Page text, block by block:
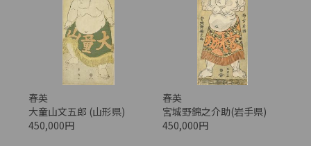
春英
大童山文五郎 (山形県)
450,000円
春英
宮城野錦之介助(岩手県)
450,000円